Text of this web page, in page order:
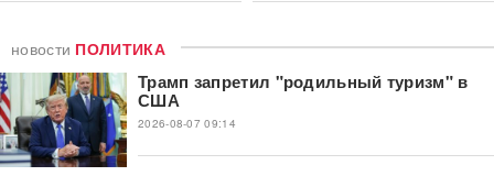
новости ПОЛИТИКА
Трамп запретил "родильный туризм" в
США
2026-08-07 09:14